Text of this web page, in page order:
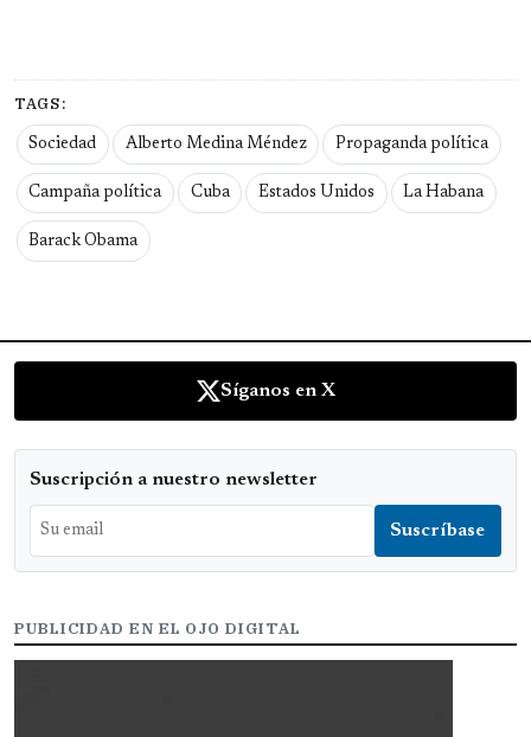
TAGS:
Sociedad Alberto Medina Méndez Propaganda política
Campaña política Cuba Estados Unidos La Habana
Barack Obama
Síganos en X
Suscripción a nuestro newsletter
PUBLICIDAD EN EL OJO DIGITAL